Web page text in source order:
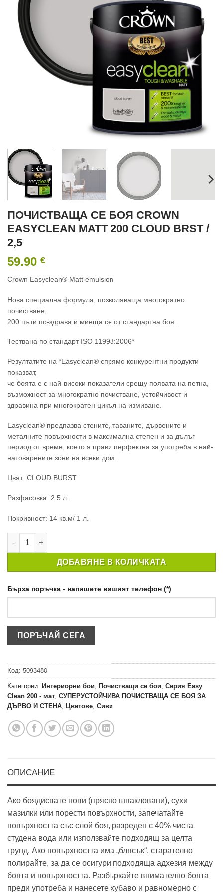
ПОЧИСТВАЩА СЕ БОЯ CROWN
EASYCLEAN MATT 200 CLOUD BRST /
2,5
59.90 €
Crown Easyclean® Matt emulsion
Нова специална формула, позволяваща многократно
почистване,
200 пъти по-здрава и миеща се от стандартна боя.
Тествана по стандарт ISO 11998:2006*
Резултатите на *Easyclean® спрямо конкурентни продукти
показват,
че боята е с най-високи показатели срещу появата на петна,
възможност за многократно почистване, устойчивост и
здравина при многократен цикъл на измиване.
Easyclean® предпазва стените, таваните, дървените и
металните повърхности в максимална степен и за дълъг
период от време, което я прави перфектна за употреба в най-
натоварените зони на всеки дом.
Цвят: CLOUD BURST
Разфасовка: 2.5 л.
Покривност: 14 кв.м/ 1 л.
количество за ПОЧИСТВАЩА СЕ БОЯ CROWN EASYCLEAN
ДОБАВЯНЕ В КОЛИЧКАТА
Бърза поръчка - напишете вашият телефон (*)
Код: 5093480
Категории: Интериорни бои Почистващи се бои Серия Easy
Clean 200 - мат СУПЕРУСТОЙЧИВА ПОЧИСТВАЩА СЕ БОЯ ЗА
ДЪРВО И СТЕНА
Цветове Сиви
ОПИСАНИЕ
Ако боядисвате нови (прясно шпакловани), сухи
мазилки или порести повърхности, запечатайте
повърхността със слой боя, разреден с 40% чиста
студена вода или използвайте подходящ за целта
грунд. Ако повърхността има „блясък“, старателно
полирайте, за да се осигури подходяща адхезия между
боята и повърхността. Разбъркайте внимателно боята
преди употреба и нанесете хубаво и равномерно с